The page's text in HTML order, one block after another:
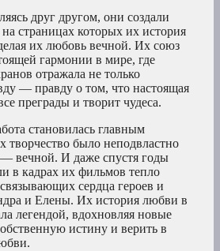
друг другом, они создали
страницах которых их история
их любовь вечной. Их союз
гармонии в мире, где
отражала не только
— правду о том, что настоящая
преграды и творит чудеса.
становилась главным
творчество было неподвластно
вечной. И даже спустя годы
в кадрах их фильмов тепло
сердца героев и
и Елены. Их история любви в
легендой, вдохновляя новые
истину и верить в